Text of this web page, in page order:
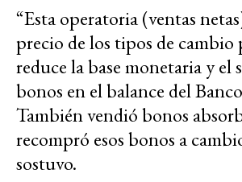
“Esta operatoria (ventas
precio de los tipos de cambio
reduce la base monetaria y el
bonos en el balance del
También vendió bonos
recompró esos bonos a
sostuvo.